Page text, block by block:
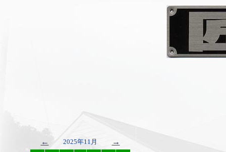
← 2025年11月 →